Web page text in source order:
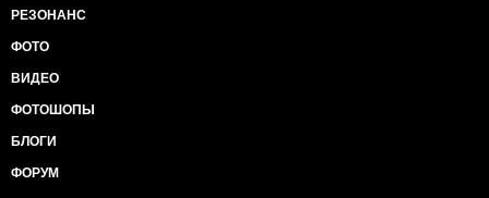
РЕЗОНАНС
ФОТО
ВИДЕО
ФОТОШОПЫ
БЛОГИ
ФОРУМ